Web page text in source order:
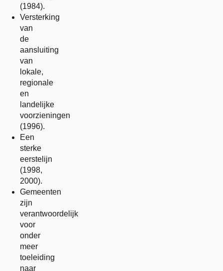
(1984).
Versterking
van
de
aansluiting
van
lokale,
regionale
en
landelijke
voorzieningen
(1996).
Een
sterke
eerstelijn
(1998,
2000).
Gemeenten
zijn
verantwoordelijk
voor
onder
meer
toeleiding
naar